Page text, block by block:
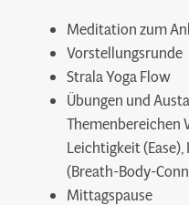
Meditation zum
Vorstellungsrunde
Strala Yoga Flow
Übungen und
Themenbereichen
Leichtigkeit
(Breath-Body-
Mittagspause